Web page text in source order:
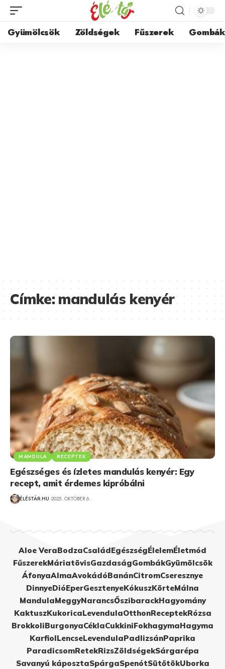
Gyümölcsök Zöldségek Fűszerek Gombák
Címke:mandulás kenyér
MANDULA RECEPTEK
Egészséges és ízletes mandulás kenyér: Egy
recept, amit érdemes kipróbálni
ÉLÉSTÁR.HU 2025. OKTÓBER 6.
Aloe VeraBodzaCsaládEgészségÉlelemÉletmód
FűszerekMáriatövisGazdaságGombákGyümölcsök
ÁfonyaAlmaAvokádóBanánCitromCseresznye
DinnyeDióEperGesztenyeKókuszKörteMálna
MandulaMeggyNarancsŐszibarackHagyomány
KaktuszKukoricaLevendulaOtthonReceptekRózsa
BrokkoliBurgonyaCéklaCukkiniFokhagymaHagyma
KarfiolLencseLevendulaPadlizsánPaprika
ParadicsomRetekRizsZöldségekSárgarépa
Savanyú káposztaSpárgaSpenótSütőtökUborka